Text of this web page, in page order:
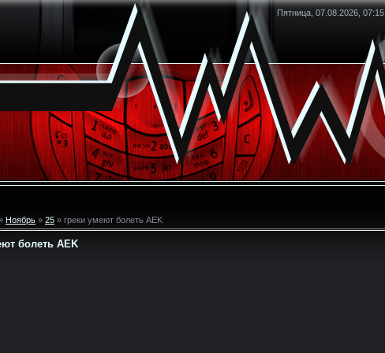
Пятница, 07.08.2026, 07:15
Ноябрь » 25 » греки умеют болеть AEK
болеть AEK